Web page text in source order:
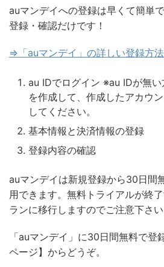
auマンデイへの登録は早くて簡単
登録・確認だけです！
⇒「auマンデイ 」の詳しい登録方
au IDでログイン ※au IDが無い
を作成して、作成したアカウ
してください。
基本情報と決済情報の登録
登録内容の確認
auマンデイ は新規登録から30日間
用できます。無料トライアルが終
ランに移行しますのでご注意下さい
「auマンデイ 」に30日間無料で登
ページ】からどうぞ。